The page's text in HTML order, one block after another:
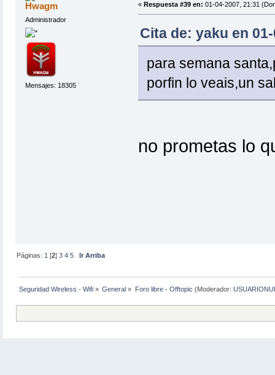
Hwagm
Administrador
Mensajes: 18305
« Respuesta #39 en: 01-04-2007, 21:31
Cita de: yaku en
para semana
porfin lo veais,un
no prometas lo
Páginas: 1 [2]3 4 5 Ir Arriba
Seguridad Wireless - Wifi » General » Foro libre - Offtopic (Moderador: